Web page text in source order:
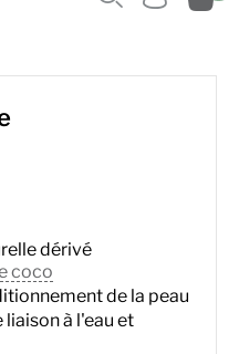
dérivé
coco
de la peau
à l'eau et